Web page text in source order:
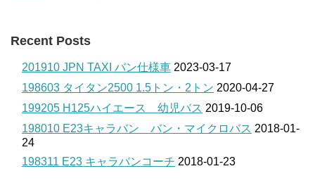
Recent Posts
201910 JPN TAXI バン仕様車 2023-03-17
198603 タイタン2500 1.5トン・2トン 2020-04-27
199205 H125ハイエース 幼児バス 2019-10-06
198010 E23キャラバン バン・マイクロバス 2018-01-
24
198311 E23 キャラバンコーチ 2018-01-23